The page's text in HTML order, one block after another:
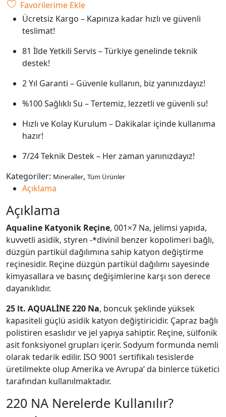
Favorilerime Ekle
Ücretsiz Kargo – Kapınıza kadar hızlı ve güvenli
teslimat!
81 İlde Yetkili Servis – Türkiye genelinde teknik
destek!
2 Yıl Garanti – Güvenle kullanın, biz yanınızdayız!
%100 Sağlıklı Su – Tertemiz, lezzetli ve güvenli su!
Hızlı ve Kolay Kurulum – Dakikalar içinde kullanıma
hazır!
7/24 Teknik Destek – Her zaman yanınızdayız!
Kategoriler: Mineraller, Tüm Ürünler
Açıklama
Açıklama
Aqualine Katyonik Reçine, 001×7 Na, jelimsi yapıda,
kuvvetli asidik, styren -*divinil benzer kopolimeri bağlı,
düzgün partikül dağılımına sahip katyon değiştirme
reçinesidir. Reçine düzgün partikül dağılımı sayesinde
kimyasallara ve basınç değişimlerine karşı son derece
dayanıklıdır.
25 lt. AQUALİNE 220 Na, boncuk şeklinde yüksek
kapasiteli güçlü asidik katyon değiştiricidir. Çapraz bağlı
polistiren esaslıdır ve jel yapıya sahiptir. Reçine, sülfonik
asit fonksiyonel grupları içerir. Sodyum formunda nemli
olarak tedarik edilir. ISO 9001 sertifikalı tesislerde
üretilmekte olup Amerika ve Avrupa’ da binlerce tüketici
tarafından kullanılmaktadır.
220 NA Nerelerde Kullanılır?